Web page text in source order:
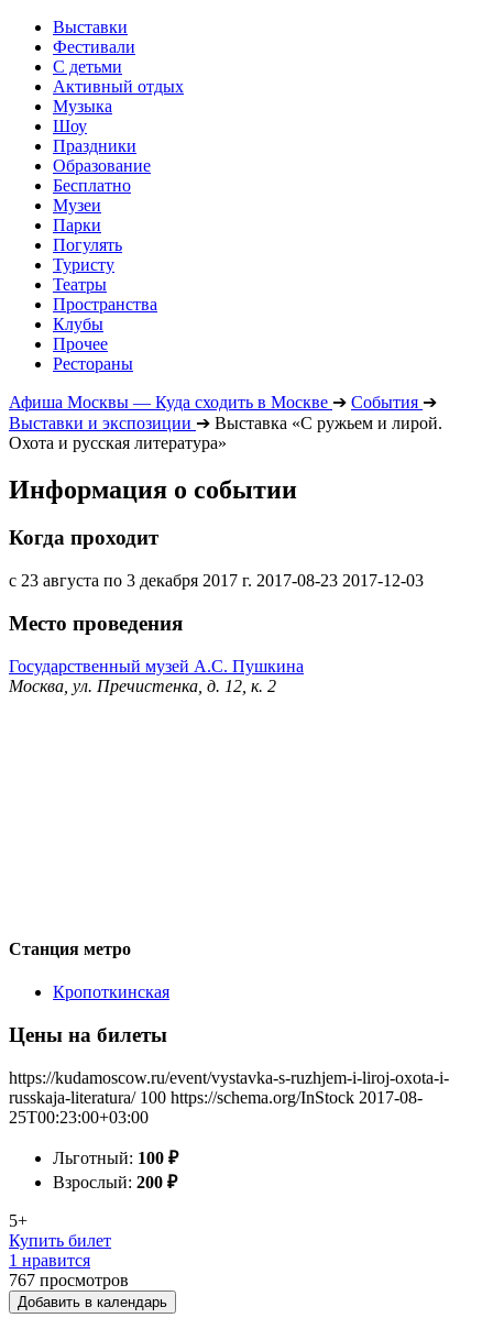
Выставки
Фестивали
С детьми
Активный отдых
Музыка
Шоу
Праздники
Образование
Бесплатно
Музеи
Парки
Погулять
Туристу
Театры
Пространства
Клубы
Прочее
Рестораны
Афиша Москвы — Куда сходить в Москве ➔ События ➔
Выставки и экспозиции ➔ Выставка «С ружьем и лирой.
Охота и русская литература»
Информация о событии
Когда проходит
с 23 августа по 3 декабря 2017 г. 2017-08-23 2017-12-03
Место проведения
Государственный музей А.С. Пушкина
Москва, ул. Пречистенка, д. 12, к. 2
Станция метро
Кропоткинская
Цены на билеты
https://kudamoscow.ru/event/vystavka-s-ruzhjem-i-liroj-oxota-i-
russkaja-literatura/ 100 https://schema.org/InStock 2017-08-
25T00:23:00+03:00
Льготный: 100 ₽
Взрослый: 200 ₽
5+
Купить билет
1 нравится
767 просмотров
Добавить в календарь